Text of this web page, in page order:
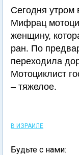
Сегодня утром
Мифрац
женщину,
ран. По
переходила
Мотоциклист
– тяжелое.
В ИЗРАИЛЕ
Будьте с нами: